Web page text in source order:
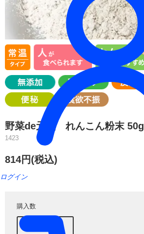
ログイン
野菜de元気 れんこん粉末 50g
1423
814円(税込)
購入数